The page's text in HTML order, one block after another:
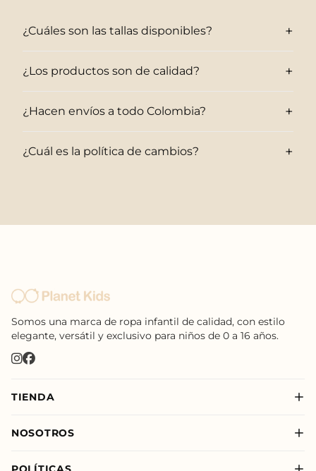
¿Cuáles son las tallas disponibles? +
¿Los productos son de calidad? +
¿Hacen envíos a todo Colombia? +
¿Cuál es la política de cambios? +
Somos una marca de ropa infantil de calidad, con estilo
elegante, versátil y exclusivo para niños de 0 a 16 años.
TIENDA
Niño
NOSOTROS
Botas Splash Euri Borreguito